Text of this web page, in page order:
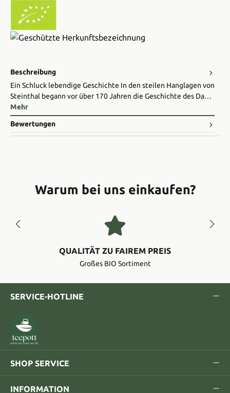
Beschreibung
Ein Schluck lebendige Geschichte In den steilen Hanglagen von
Steinthal begann vor über 170 Jahren die Geschichte des Da…
Mehr
Bewertungen
Warum bei uns einkaufen?
QUALITÄT ZU FAIREM PREIS
Großes BIO Sortiment
SERVICE-HOTLINE
SHOP SERVICE
INFORMATION